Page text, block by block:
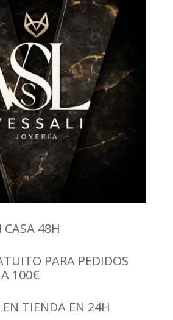
CASA 48H
PARA PEDIDOS
A 100€
EN TIENDA EN 24H